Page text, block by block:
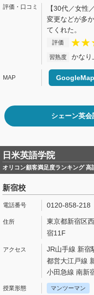
【30代／女性
変更などが多
てくれた。
評価
習熟度 かなり
シェーン英
日米英語学院
オリコン顧客満足度ランキング 高
新宿校
0120-858-218
東京都新宿区
宿11F
JR山手線 新宿
都営大江戸線
小田急線 南新
マンツーマン